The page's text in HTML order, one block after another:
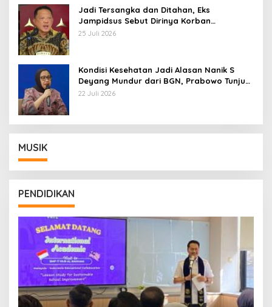
Jadi Tersangka dan Ditahan, Eks
Jampidsus Sebut Dirinya Korban
Kriminalisasi
25 Juli 2026
Kondisi Kesehatan Jadi Alasan Nanik S
Deyang Mundur dari BGN, Prabowo Tunjuk
Wamentan Sudaryono
22 Juli 2026
MUSIK
PENDIDIKAN